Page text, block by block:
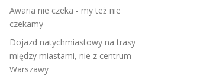
Awaria nie czeka - my też nie
czekamy
Dojazd natychmiastowy na trasy
między miastami, nie z centrum
Warszawy